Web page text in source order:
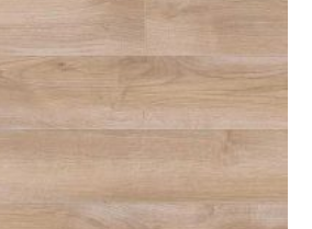
DODAJ U KOŠARICU